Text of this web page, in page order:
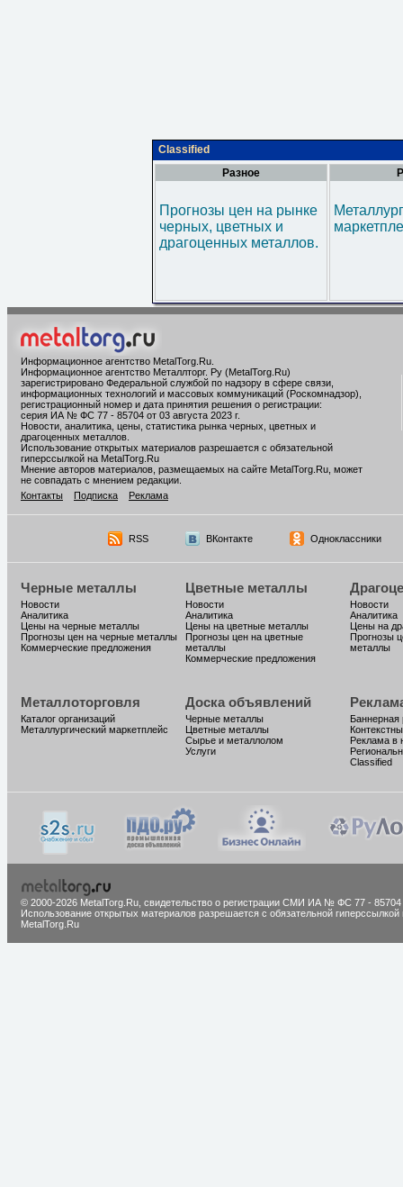
Classified
Разное
Прогнозы цен на рынке
черных, цветных и
драгоценных металлов.
Информационное агентство MetalTorg.Ru
Информационное агентство Металлторг. Ру (MetalTorg.Ru)
зарегистрировано Федеральной службой по надзору в сфере связи,
информационных технологий и массовых коммуникаций (Роскомнадзор),
регистрационный номер и дата принятия решения о регистрации:
серия ИА № ФС 77 - 85704 от 03 августа 2023 г.
Новости, аналитика, цены, статистика рынка черных, цветных и
драгоценных металлов.
Использование открытых материалов разрешается с обязательной
гиперссылкой на MetalTorg.Ru
Мнение авторов материалов, размещаемых на сайте MetalTorg.Ru, может
не совпадать с мнением редакции.
Контакты
Подписка Реклама
RSS ВКонтакте Одноклассники
Черные металлы
Новости
Аналитика
Цены на черные металлы
Прогнозы цен на черные металлы
Коммерческие предложения
Цветные металлы
Новости
Аналитика
Цены на цветные металлы
Прогнозы цен на цветные
металлы
Коммерческие предложения
Новости
Аналитика
Цены на
Прогнозы
металлы
Металлоторговля
Каталог организаций
Металлургический маркетплейс
Доска объявлений
Черные металлы
Цветные металлы
Сырье и металлолом
Услуги
Баннерная
Реклама в
Classified
© 2000-2026 MetalTorg.Ru, cвидетельство о регистрации СМИ ИА № ФС 77 - 85704
Использование открытых материалов разрешается с обязательной гиперссылкой
MetalTorg.Ru